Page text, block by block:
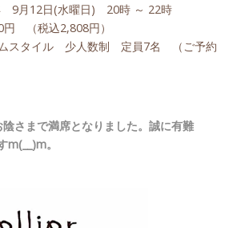
月12日(水曜日) 20時 ～ 22時
（税込2,808円）
スタイル 少人数制 定員7名 （ご予約
さまで満席となりました。誠に有難
m(__)m。